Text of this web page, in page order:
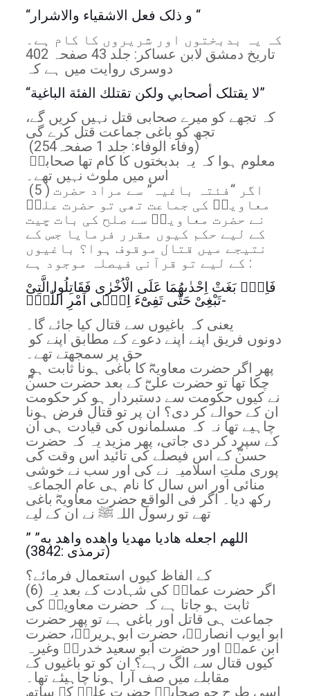
“و ذلک فعل الاشقياء والاشرار “
کہ یہ بدبختوں اور شریروں کا کام ہے۔
تاریخ دمشق لابن عساکر: جلد 43 صفحہ 402
دوسری روایت میں ہے کہ
“لا يقتلک أصحابي ولكن تقتلك الفئة الباغية”
کہ تجھے کو میرے صحابی قتل نہیں کریں گے،
تجھ کو باغی جماعت قتل کرے گی
(وفاء الوفاء: جلد 1 صفحہ254)
اس میں ملوث نہیں تھے۔
(5 ) اگر “فئتہ باغیہ” سے مراد حضرت
معاویہؓ کی جماعت تھی تو حضرت علیؓ
نے حضرت معاویہؓ سے صلح کی بات چیت
کے لیے حکم کیوں مقرر فرمایا جس کے
نتیجے میں قتال موقوف ہوا؟ باغیوں
کے لیے تو قرآنی فیصلہ موجود ہے :
فَاِنْۢ بَغَتْ اِحْدٰىهُمَا عَلَى الْاُخْرٰى فَقَاتِلُوا الَّتِیْ
تَبْغِیْ حَتّٰى تَفِیْٓءَ اِلٰۤى اَمْرِ اللّٰهِۚ-
یعنی کہ باغیوں سے قتال کیا جائے گا۔
حق پر سمجھتے تھے۔
چکا تھا تو حضرت علیؓ کے بعد حضرت حسنؓ
نے کیوں حکومت سے دستبردار ہو کر حکومت
ان کے حوالے کر دی؟ ان پر تو قتال فرض ہونا
چاہیے تھا نہ کہ مسلمانوں کی قیادت ہی ان
کے سپرد کر دی جاتی، پھر مزید یہ کہ حضرت
حسنؓ کے اس فیصلے کی تائید اس وقت کی
پوری ملتِ اسلامیہ نے کی اور سب نے خوشی
منائی اور اس سال کا نام ہی عام الجماعۃ
رکھ دیا۔ اگر فی الواقع حضرت معاویہؓ باغی
تھے تو رسول اللہﷺ نے ان کے لیے
” اللهم اجعله هاديا مهديا واهده واهد به”
(ترمذی :3842)
کے الفاظ کیوں استعمال فرمائے؟
(6) اگر حضرت عمارؓ کی شہادت کے بعد یہ
ثابت ہو جاتا ہے کہ حضرت معاویہؓ کی
جماعت ہی قاتل اور باغی ہے تو پھر حضرت
ابو ایوب انصاریؓ، حضرت ابوہریرہؓ، حضرت
ابن عمرؓ اور حضرت ابو سعید خدریؓ وغیرہ
کیوں قتال سے الگ رہے؟ ان کو تو باغیوں کے
مقابلے میں صف آرا ہونا چاہیئے تھا۔
اسی طرح جو صحابہؓ حضرت علیؓ کے ساتھ